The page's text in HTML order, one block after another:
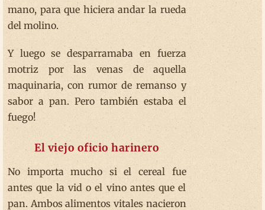
mano, para que hiciera andar la rueda
del molino.
Y luego se desparramaba en fuerza
motriz por las venas de aquella
maquinaria, con rumor de remanso y
sabor a pan. Pero también estaba el
fuego!
El viejo oficio harinero
No importa mucho si el cereal fue
antes que la vid o el vino antes que el
pan. Ambos alimentos vitales nacieron